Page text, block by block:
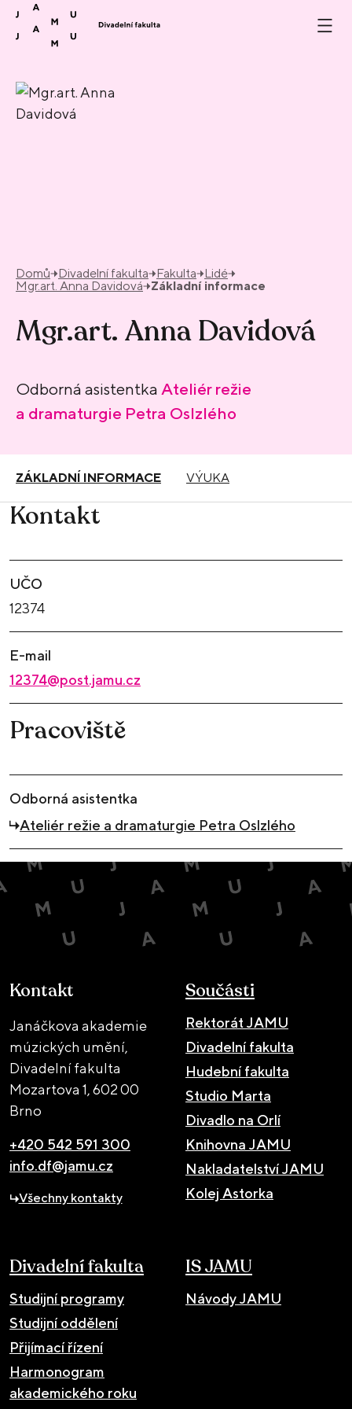
Přeskočit na obsah
Domů Divadelní fakulta Fakulta
Lidé
Mgr.art. Anna Davidová
Základní informace
Mgr.art. Anna Davidová
Odborná asistentka Ateliér režie
a dramaturgie Petra Oslzlého
ZÁKLADNÍ INFORMACE VÝUKA
Kontakt
UČO
12374
E-mail
12374@post.jamu.cz
Pracoviště
Odborná asistentka
Ateliér režie a dramaturgie Petra Oslzlého
Kontakt
Janáčkova akademie
múzických umění,
Divadelní fakulta
Mozartova 1,602 00
Brno
+420 542 591 300
info.df@jamu.cz
Všechny kontakty
Součásti
Rektorát JAMU
Divadelní fakulta
Hudební fakulta
Studio Marta
Divadlo na Orlí
Knihovna JAMU
Nakladatelství JAMU
Kolej Astorka
Divadelní fakulta
Studijní programy
Studijní oddělení
Přijímací řízení
Harmonogram
akademického roku
IS JAMU
Návody JAMU